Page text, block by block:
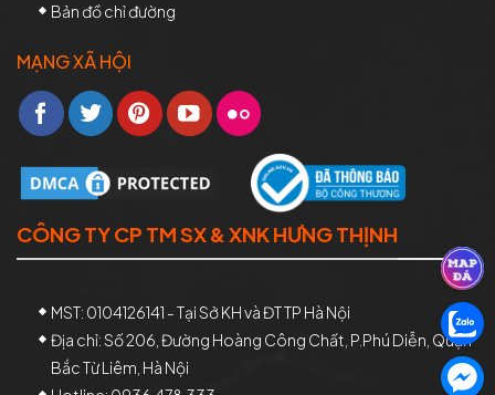
Bản đồ chỉ đường
MẠNG XÃ HỘI
CÔNG TY CP TM SX & XNK HƯNG THỊNH
MST: 0104126141 - Tại Sở KH và ĐT TP Hà Nội
Địa chỉ: Số 206, Đường Hoàng Công Chất, P.Phú Diễn, Quận
Bắc Từ Liêm, Hà Nội